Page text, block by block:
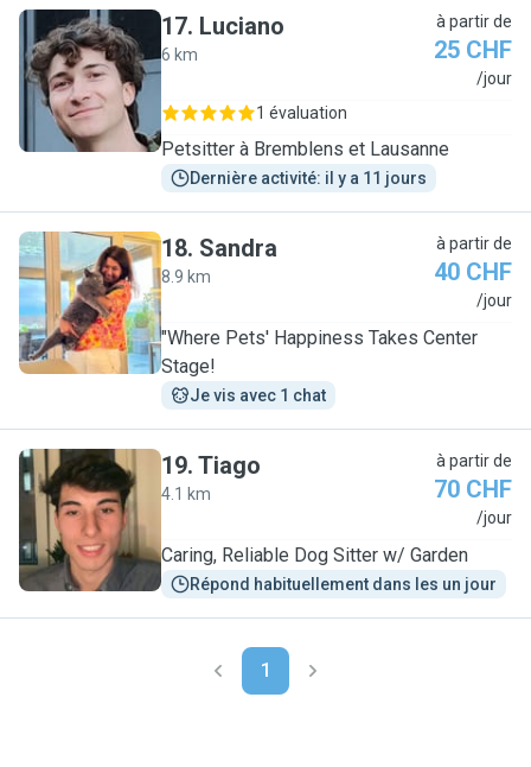
L
17. Luciano
6 km
à partir de
25 CHF
/jour
1 évaluation
Petsitter à Bremblens et Lausanne
Dernière activité: il y a 11 jours
S
18. Sandra
8.9 km
à partir de
40 CHF
/jour
"Where Pets' Happiness Takes Center
Stage!
Je vis avec 1 chat
T
19. Tiago
4.1 km
à partir de
70 CHF
/jour
Caring, Reliable Dog Sitter w/ Garden
Répond habituellement dans les un jour
1